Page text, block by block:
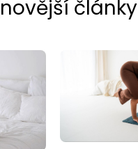
články